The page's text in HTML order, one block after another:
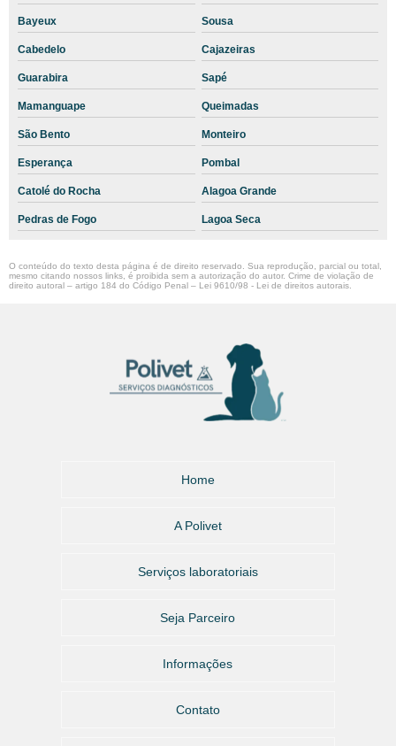
Triglicérides cachorro
Valores de exames veterinários
Veterinário patologista
Bayeux Sousa
Cabedelo Cajazeiras
Guarabira Sapé
Mamanguape Queimadas
São Bento Monteiro
Esperança Pombal
Catolé do Rocha Alagoa Grande
Pedras de Fogo Lagoa Seca
O conteúdo do texto desta página é de direito reservado. Sua reprodução, parcial ou total,
mesmo citando nossos links, é proibida sem a autorização do autor. Crime de violação de
direito autoral – artigo 184 do Código Penal – Lei 9610/98 - Lei de direitos autorais
Home
A Polivet
Serviços laboratoriais
Seja Parceiro
Informações
Contato